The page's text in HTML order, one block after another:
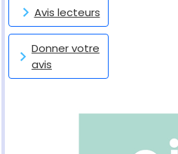
Avis lecteurs
Donner votre
avis